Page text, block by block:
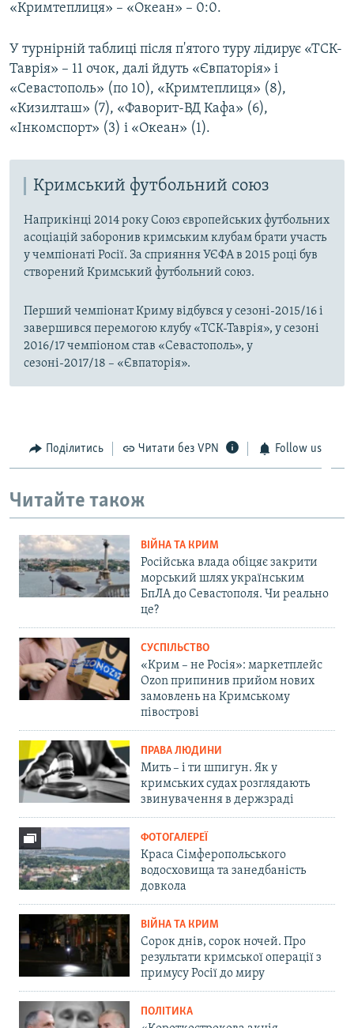
«Кримтеплиця» – «Океан» – 0:0.
У турнірній таблиці після п'ятого туру лідирує «ТСК-
Таврія» – 11 очок, далі йдуть «Євпаторія» і
«Севастополь» (по 10), «Кримтеплиця» (8),
«Кизилташ» (7), «Фаворит-ВД Кафа» (6),
«Інкомспорт» (3) і «Океан» (1).
Кримський футбольний союз
Наприкінці 2014 року Союз європейських футбольних
асоціацій заборонив кримським клубам брати участь
у чемпіонаті Росії. За сприяння УЄФА в 2015 році був
створений Кримський футбольний союз.
Перший чемпіонат Криму відбувся у сезоні-2015/16 і
завершився перемогою клубу «ТСК-Таврія», у сезоні
2016/17 чемпіоном став «Севастополь», у
сезоні-2017/18 – «Євпаторія».
Поділитись Читати без VPN Follow us
Читайте також
ВІЙНА ТА КРИМ
Російська влада обіцяє закрити
морський шлях українським
БпЛА до Севастополя. Чи реально
це?
СУСПІЛЬСТВО
«Крим – не Росія»: маркетплейс
Ozon припинив прийом нових
замовлень на Кримському
півострові
ПРАВА ЛЮДИНИ
Мить – і ти шпигун. Як у
кримських судах розглядають
звинувачення в держзраді
ФОТОГАЛЕРЕЇ
Краса Сімферопольського
водосховища та занедбаність
довкола
ВІЙНА ТА КРИМ
Сорок днів, сорок ночей. Про
результати кримської операції з
примусу Росії до миру
ПОЛІТИКА